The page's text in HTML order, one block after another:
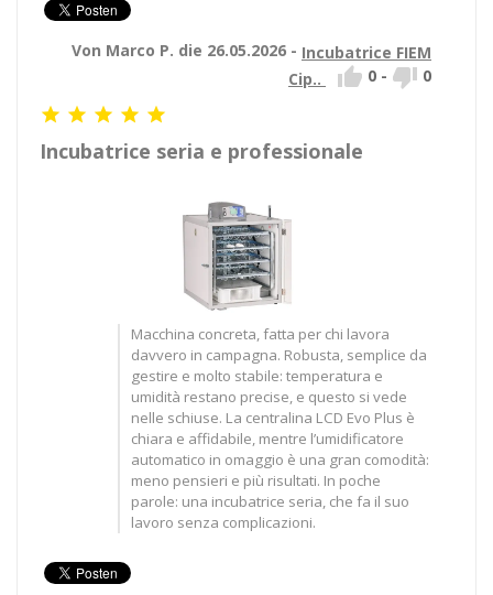
Von Marco P. die 26.05.2026 - Incubatrice FIEM
Cip..
 0 -  0
    
Incubatrice seria e professionale
Macchina concreta, fatta per chi lavora
davvero in campagna. Robusta, semplice da
gestire e molto stabile: temperatura e
umidità restano precise, e questo si vede
nelle schiuse. La centralina LCD Evo Plus è
chiara e affidabile, mentre l’umidificatore
automatico in omaggio è una gran comodità:
meno pensieri e più risultati. In poche
parole: una incubatrice seria, che fa il suo
lavoro senza complicazioni.